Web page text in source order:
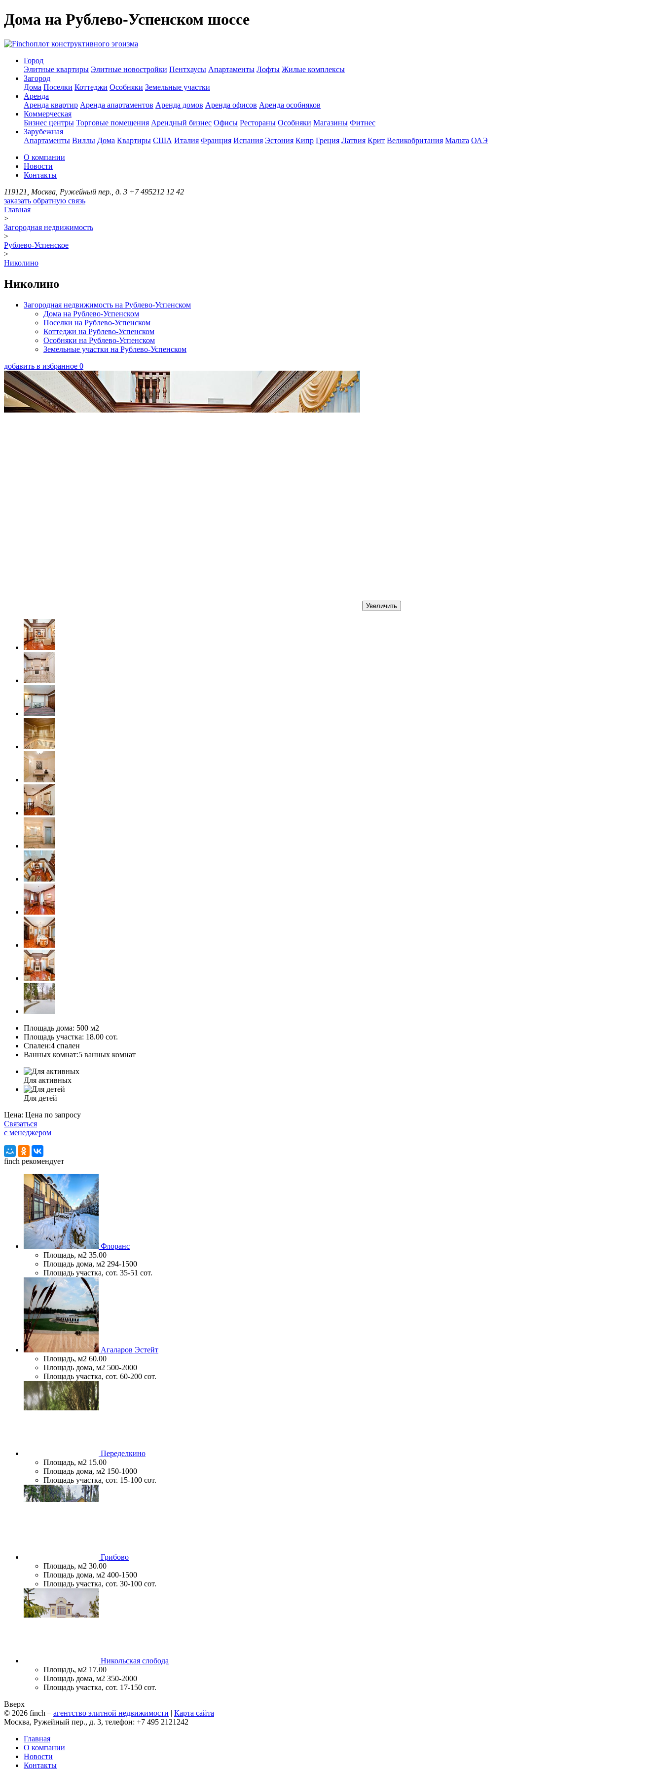
Дома на Рублево-Успенском шоссе
оплот конструктивного эгоизма
Город
Элитные квартиры Элитные новостройки Пентхаусы Апартаменты Лофты Жилые комплексы
Загород
Дома Поселки Коттеджи Особняки Земельные участки
Аренда
Аренда квартир Аренда апартаментов Аренда домов Аренда офисов Аренда особняков
Коммерческая
Бизнес центры Торговые помещения Арендный бизнес Офисы Рестораны Особняки Магазины Фитнес
Зарубежная
Апартаменты Виллы Дома Квартиры США Италия Франция Испания Эстония Кипр Греция Латвия Крит Великобритания Мальта ОАЭ
О компании
Новости
Контакты
119121, Москва, Ружейный пер., д. 3 +7 495212 12 42
заказать обратную связь
Главная
>
Загородная недвижимость
>
Рублево-Успенское
>
Николино
Николино
Загородная недвижимость на Рублево-Успенском
Дома на Рублево-Успенском
Поселки на Рублево-Успенском
Коттеджи на Рублево-Успенском
Особняки на Рублево-Успенском
Земельные участки на Рублево-Успенском
добавить в избранное 0
Увеличить
Площадь дома: 500 м2
Площадь участка: 18.00 сот.
Спален:4 спален
Ванных комнат:5 ванных комнат
Для активных
Для детей
Цена: Цена по запросу
Связаться
с менеджером
finch рекомендует
Флоранс
Площадь, м2 35.00
Площадь дома, м2 294-1500
Площадь участка, сот. 35-51 сот.
Агаларов Эстейт
Площадь, м2 60.00
Площадь дома, м2 500-2000
Площадь участка, сот. 60-200 сот.
Переделкино
Площадь, м2 15.00
Площадь дома, м2 150-1000
Площадь участка, сот. 15-100 сот.
Грибово
Площадь, м2 30.00
Площадь дома, м2 400-1500
Площадь участка, сот. 30-100 сот.
Никольская слобода
Площадь, м2 17.00
Площадь дома, м2 350-2000
Площадь участка, сот. 17-150 сот.
Вверх
© 2026 finch – агентство элитной недвижимости | Карта сайта
Москва, Ружейный пер., д. 3, телефон: +7 495 2121242
Главная
О компании
Новости
Контакты